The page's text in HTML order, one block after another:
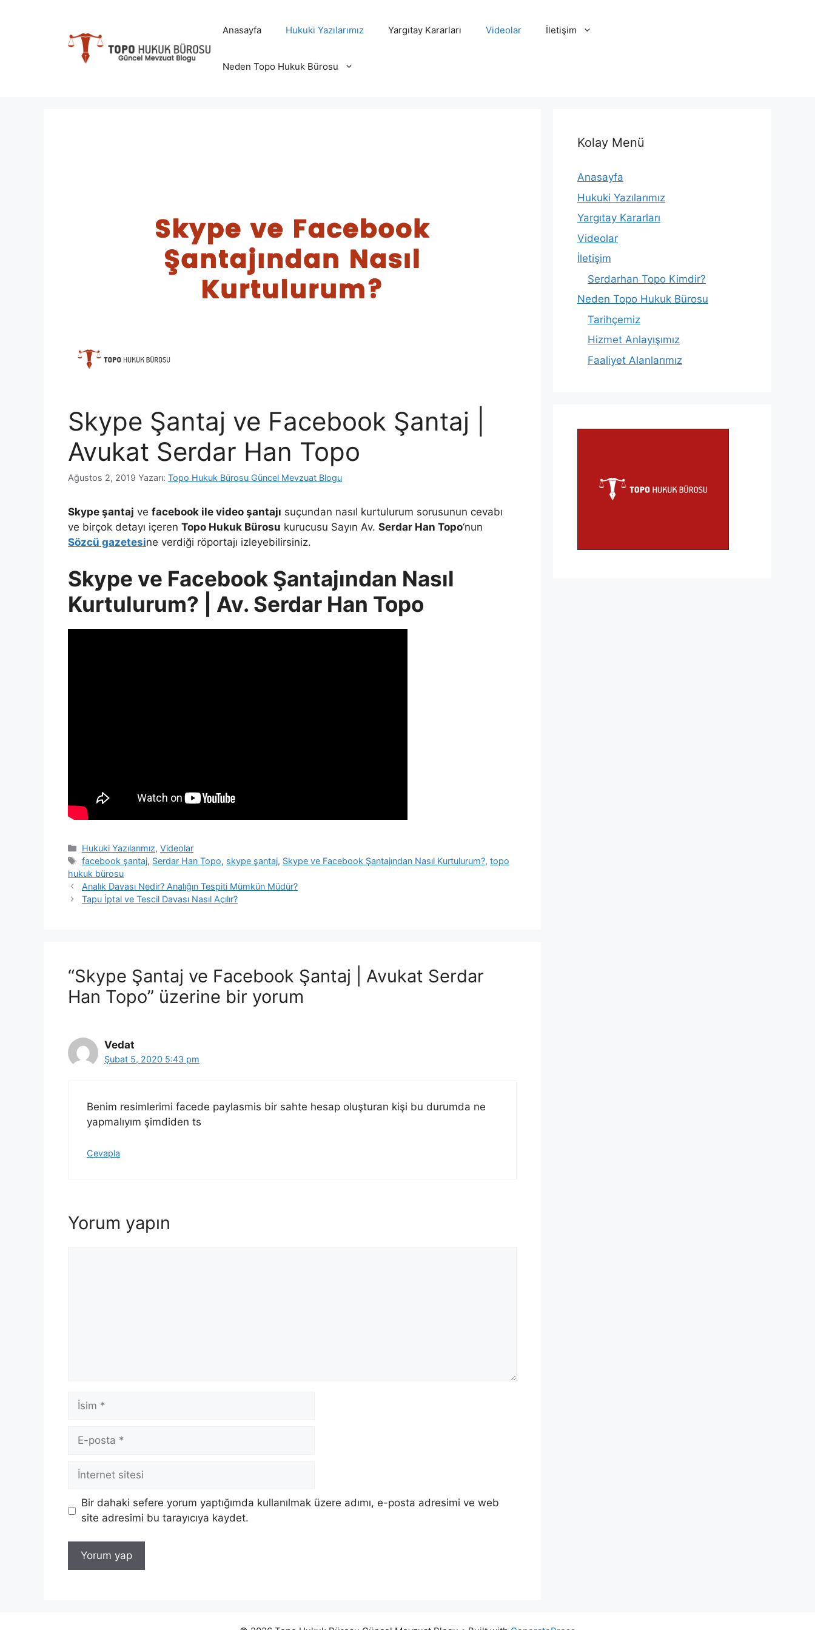
Anasayfa Hukuki Yazılarımız Yargıtay Kararları Videolar İletişim
Neden Topo Hukuk Bürosu
Skype Şantaj ve Facebook Şantaj |
Avukat Serdar Han Topo
Ağustos 2, 2019 Yazarı: Topo Hukuk Bürosu Güncel Mevzuat Blogu
Skype şantaj ve facebook ile video şantajı suçundan nasıl kurtulurum sorusunun cevabı
ve birçok detayı içeren Topo Hukuk Bürosu kurucusu Sayın Av. Serdar Han Topo‘nun
Sözcü gazetesine verdiği röportajı izleyebilirsiniz.
Skype ve Facebook Şantajından Nasıl
Kurtulurum? | Av. Serdar Han Topo
Kategoriler
Hukuki Yazılarımız,Videolar
Etiketler
facebook şantaj, Serdar Han Topo, skype şantaj, Skype ve Facebook Şantajından Nasıl Kurtulurum?,topo
hukuk bürosu
Yazı
dolaşımı
Analık Davası Nedir? Analığın Tespiti Mümkün Müdür?
Tapu İptal ve Tescil Davası Nasıl Açılır?
“Skype Şantaj ve Facebook Şantaj | Avukat Serdar
Han Topo” üzerine bir yorum
Vedat
Şubat 5, 2020 5:43 pm
Benim resimlerimi facede paylasmis bir sahte hesap oluşturan kişi bu durumda ne
yapmalıyım şimdiden ts
Cevapla
Yorum yapın
İsim
posta
İnternet
Bir dahaki sefere yorum yaptığımda kullanılmak üzere adımı, e-posta adresimi ve web
site adresimi bu tarayıcıya kaydet.
Kolay Menü
Anasayfa
Hukuki Yazılarımız
Yargıtay Kararları
Videolar
İletişim
Serdarhan Topo Kimdir?
Neden Topo Hukuk Bürosu
Tarihçemiz
Hizmet Anlayışımız
Faaliyet Alanlarımız